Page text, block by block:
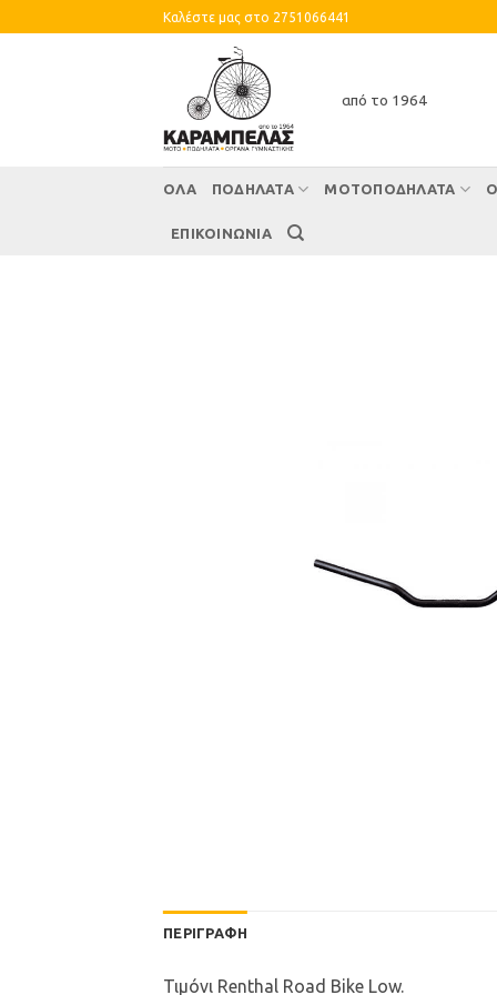
to
Καλέστε μας στο 2751066441
από το 1964
ΌΛΑ ΠΟΔΗΛΑΤΑ ΜΟΤΟΠΟΔΗΛΑΤΑ
ΕΠΙΚΟΙΝΩΝΙΑ
ΠΕΡΙΓΡΑΦΉ
Τιμόνι Renthal Road Bike Low.